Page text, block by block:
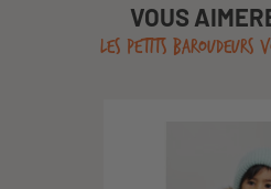
VOUS
LES PETITS BAROUDEURS